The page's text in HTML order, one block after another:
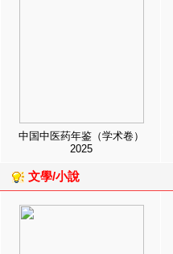
中国中医药年鉴（学术卷）
2025
文學/小說